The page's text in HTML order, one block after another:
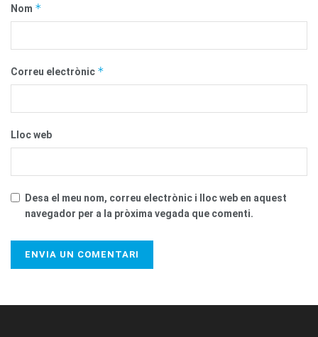
Nom *
Correu electrònic *
Lloc web
Desa el meu nom, correu electrònic i lloc web en aquest
navegador per a la pròxima vegada que comenti.